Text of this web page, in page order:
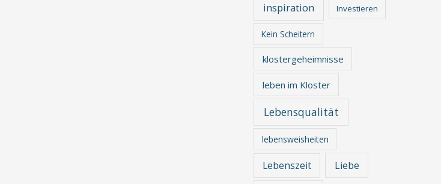
inspiration Investieren
Kein Scheitern
klostergeheimnisse
leben im Kloster
Lebensqualität
lebensweisheiten
Lebenszeit Liebe